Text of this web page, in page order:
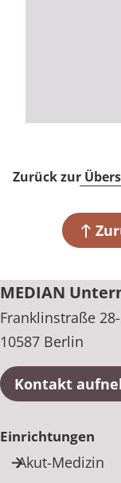
Zurück zur
MEDIAN
Franklinstraße
10587 Berlin
Kontakt
Einrichtungen
Akut-Medizin